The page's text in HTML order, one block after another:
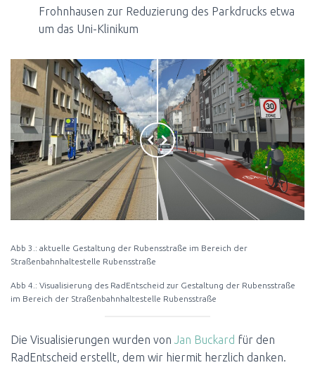
Frohnhausen zur Reduzierung des Parkdrucks etwa
um das Uni-Klinikum
Abb 3.: aktuelle Gestaltung der Rubensstraße im Bereich der
Straßenbahnhaltestelle Rubensstraße
Abb 4.: Visualisierung des RadEntscheid zur Gestaltung der Rubensstraße
im Bereich der Straßenbahnhaltestelle Rubensstraße
Die Visualisierungen wurden von Jan Buckard für den
RadEntscheid erstellt, dem wir hiermit herzlich danken.